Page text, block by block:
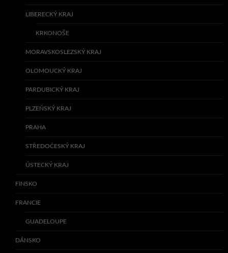
LIBERECKÝ KRAJ
KRKONOŠE
MORAVSKOSLEZSKÝ KRAJ
OLOMOUCKÝ KRAJ
PARDUBICKÝ KRAJ
PLZEŇSKÝ KRAJ
PRAHA
STŘEDOČESKÝ KRAJ
ÚSTECKÝ KRAJ
FINSKO
FRANCIE
GUADELOUPE
DÁNSKO